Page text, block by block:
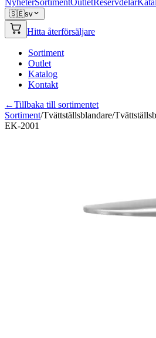
NyheterSortimentOutletReservdelar
🇸🇪sv
Hitta återförsäljare
Sortiment
Outlet
Katalog
Kontakt
←Tillbaka till sortimentet
Sortiment/Tvättställsblandare/
EK-2001